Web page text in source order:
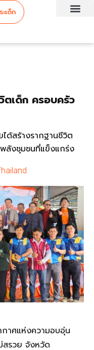
เด็ก
เด็ก ครอบครัว
ด้สร้างรากฐานชีวิต
ลังชุมชนที่แข็งแกร่ง
าศแห่งความอบอุ่น
สรวย จังหวัด